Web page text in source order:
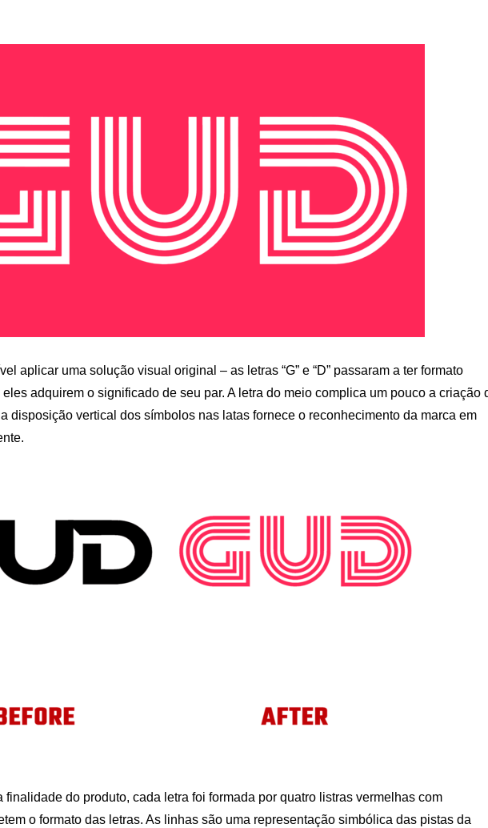
aplicar uma solução visual original – as letras “G” e “D” passaram a ter formato
adquirem o significado de seu par. A letra do meio complica um pouco a criação
disposição vertical dos símbolos nas latas fornece o reconhecimento da marca em
finalidade do produto, cada letra foi formada por quatro listras vermelhas com
o formato das letras. As linhas são uma representação simbólica das pistas da